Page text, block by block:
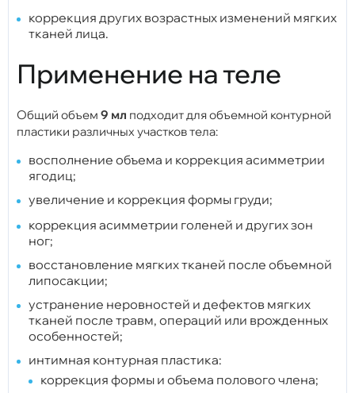
коррекция других возрастных изменений мягких
тканей лица.
Применение на теле
Общий объем 9 мл подходит для объемной контурной
пластики различных участков тела:
восполнение объема и коррекция асимметрии
ягодиц;
увеличение и коррекция формы груди;
коррекция асимметрии голеней и других зон
ног;
восстановление мягких тканей после объемной
липосакции;
устранение неровностей и дефектов мягких
тканей после травм, операций или врожденных
особенностей;
интимная контурная пластика:
коррекция формы и объема полового члена;